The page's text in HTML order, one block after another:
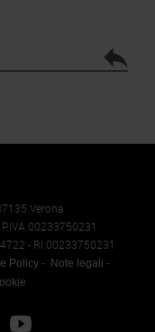
Verona
00233750231
- RI 00233750231
Policy
Note legali